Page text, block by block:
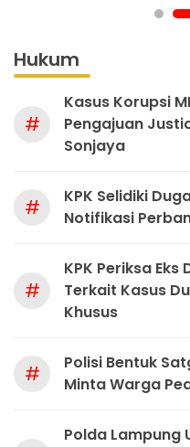
Hukum
#
Kasus Korupsi
Pengajuan
Sonjaya
#
KPK Selidiki
Notifikasi
#
KPK Periksa Eks
Terkait Kasus
Khusus
#
Polisi Bentuk
Minta Warga
Polda Lampung